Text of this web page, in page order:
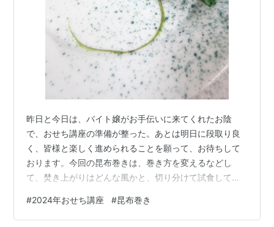
昨日と今日は、バイト嬢がお手伝いに来てくれたお陰
で、おせち講座の準備が整った。あとは明日に段取り良
く、皆様と楽しく進められることを願って、お待ちして
おります。今回の昆布巻きは、巻き方を変えるなどし
て、焚き上がりはどんな風かと、切り分けて試食してみ
うとお分かり頂けるかも。他にも、せっかくなので色々
試した結果、特に問題はなかったような、、、。教室で
#2024年おせち講座 #昆布巻き